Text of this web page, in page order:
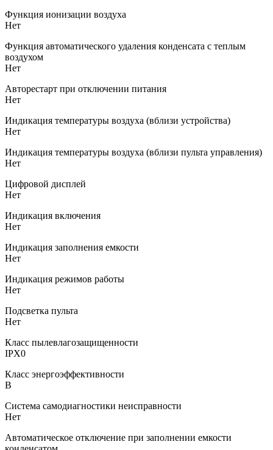
Функция ионизации воздуха
Нет
Функция автоматического удаления конденсата с теплым
воздухом
Нет
Авторестарт при отключении питания
Нет
Индикация температуры воздуха (вблизи устройства)
Нет
Индикация температуры воздуха (вблизи пульта управления)
Нет
Цифровой дисплей
Нет
Индикация включения
Нет
Индикация заполнения емкости
Нет
Индикация режимов работы
Нет
Подсветка пульта
Нет
Класс пылевлагозащищенности
IPX0
Класс энергоэффективности
B
Система самодиагностики неисправности
Нет
Автоматическое отключение при заполнении емкости